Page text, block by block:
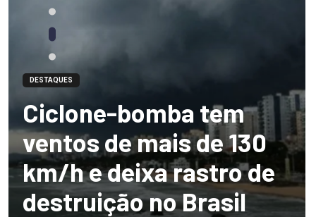
DESTAQUES
Ciclone-bomba tem
ventos de mais de 130
km/h e deixa rastro de
destruição no Brasil